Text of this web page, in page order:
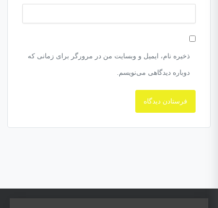
ذخیره نام، ایمیل و وبسایت من در مرورگر برای زمانی که
دوباره دیدگاهی می‌نویسم.